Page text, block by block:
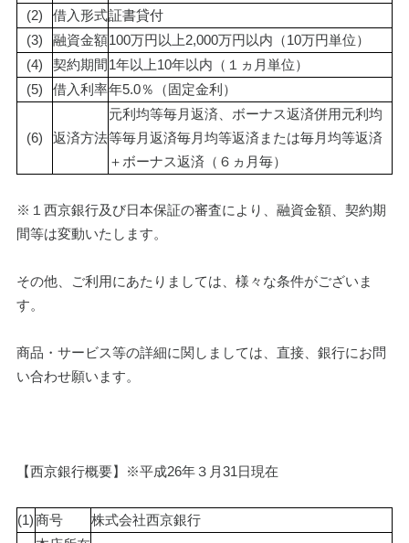
(2)
借入形式証書貸付
(3)
融資金額100万円以上2,000万円以内（10万円単位）
(4)
契約期間1年以上10年以内（１ヵ月単位）
(5)
借入利率年5.0％（固定金利）
(6) 返済方法
元利均等毎月返済、ボーナス返済併用元利均
等毎月返済毎月均等返済または毎月均等返済
＋ボーナス返済（６ヵ月毎）
※１西京銀行及び日本保証の審査により、融資金額、契約期
間等は変動いたします。
その他、ご利用にあたりましては、様々な条件がございま
す。
商品・サービス等の詳細に関しましては、直接、銀行にお問
い合わせ願います。
【西京銀行概要】※平成26年３月31日現在
(1)商号
株式会社西京銀行